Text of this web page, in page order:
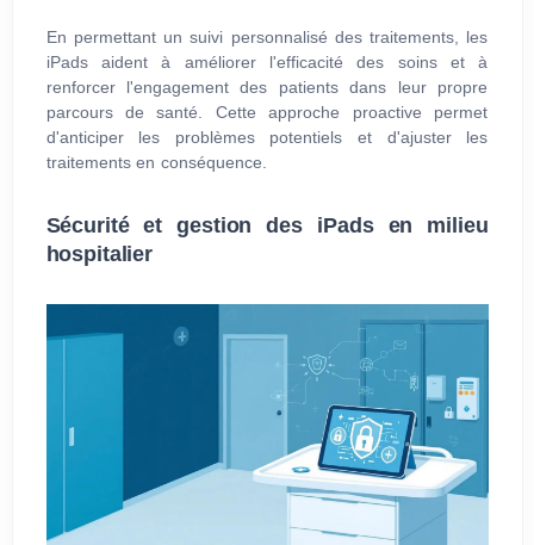
En permettant un suivi personnalisé des traitements, les
iPads aident à améliorer l'efficacité des soins et à
renforcer l'engagement des patients dans leur propre
parcours de santé. Cette approche proactive permet
d'anticiper les problèmes potentiels et d'ajuster les
traitements en conséquence.
Sécurité et gestion des iPads en milieu
hospitalier